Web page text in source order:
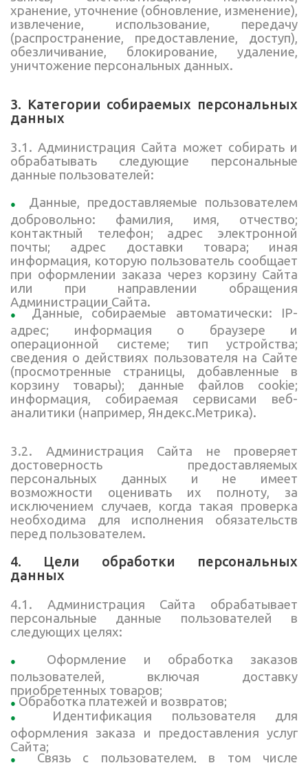
хранение, уточнение (обновление, изменение),
извлечение, использование, передачу
(распространение, предоставление, доступ),
обезличивание, блокирование, удаление,
уничтожение персональных данных.
3. Категории собираемых персональных
данных
3.1. Администрация Сайта может собирать и
обрабатывать следующие персональные
данные пользователей:
Данные, предоставляемые пользователем
добровольно: фамилия, имя, отчество;
контактный телефон; адрес электронной
почты; адрес доставки товара; иная
информация, которую пользователь сообщает
при оформлении заказа через корзину Сайта
или при направлении обращения
Администрации Сайта.
Данные, собираемые автоматически: IP-
адрес; информация о браузере и
операционной системе; тип устройства;
сведения о действиях пользователя на Сайте
(просмотренные страницы, добавленные в
корзину товары); данные файлов cookie;
информация, собираемая сервисами веб-
аналитики (например, Яндекс.Метрика).
3.2. Администрация Сайта не проверяет
достоверность предоставляемых
персональных данных и не имеет
возможности оценивать их полноту, за
исключением случаев, когда такая проверка
необходима для исполнения обязательств
перед пользователем.
4. Цели обработки персональных
данных
4.1. Администрация Сайта обрабатывает
персональные данные пользователей в
следующих целях:
Оформление и обработка заказов
пользователей, включая доставку
приобретенных товаров;
Обработка платежей и возвратов;
Идентификация пользователя для
оформления заказа и предоставления услуг
Сайта;
Связь с пользователем, в том числе